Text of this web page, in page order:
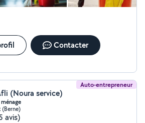
Contacter
Auto-entrepreneur
(Noura service)
(Berne)
avis)